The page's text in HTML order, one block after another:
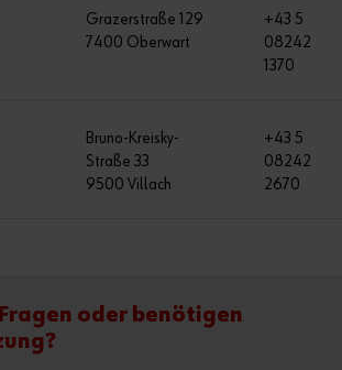
Grazerstraße 129
7400 Oberwart
+43 5
08242
1370
Bruno-Kreisky-
Straße 33
9500 Villach
+43 5
08242
2670
oder benötigen